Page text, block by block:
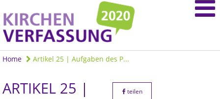
Home Artikel 25 | Aufgaben des P...
ARTIKEL 25 |
teilen